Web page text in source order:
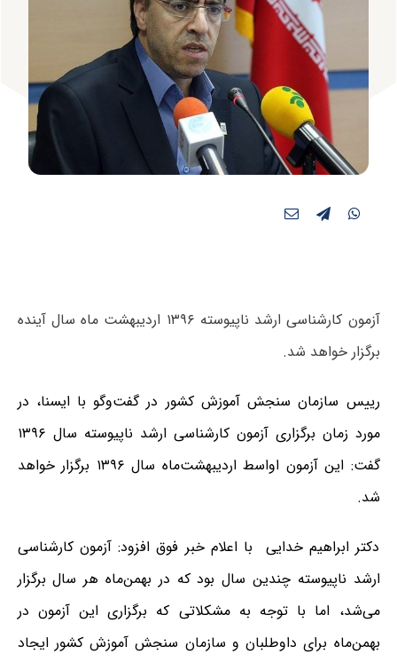
آزمون کارشناسی ارشد ناپیوسته ۱۳۹۶ اردیبهشت ماه سال آینده
برگزار خواهد شد.
رییس سازمان سنجش آموزش کشور در گفت‌وگو با ایسنا، در
مورد زمان برگزاری آزمون کارشناسی ارشد ناپیوسته سال ۱۳۹۶
گفت: این آزمون اواسط اردیبهشت‌ماه سال ۱۳۹۶ برگزار خواهد
شد.
دکتر ابراهیم خدایی با اعلام خبر فوق افزود: آزمون کارشناسی
ارشد ناپیوسته چندین سال بود که در بهمن‌ماه هر سال برگزار
می‌شد، اما با توجه به مشکلاتی که برگزاری این آزمون در
بهمن‌ماه برای داوطلبان و سازمان سنجش آموزش کشور ایجاد